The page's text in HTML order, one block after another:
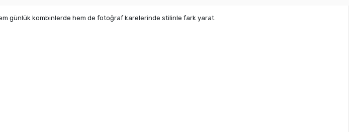
günlük kombinlerde hem de fotoğraf karelerinde stilinle fark yarat.